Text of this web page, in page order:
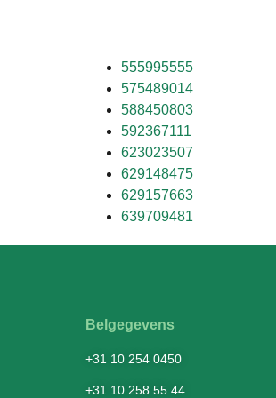
555995555
575489014
588450803
592367111
623023507
629148475
629157663
639709481
Belgegevens
+31 10 254 0450
+31 10 258 55 44